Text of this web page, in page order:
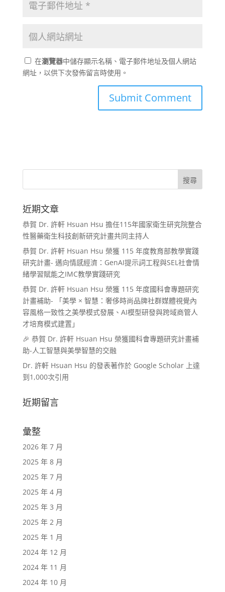
在瀏覽器中儲存顯示名稱、電子郵件地址及個人網站
網址，以供下次發佈留言時使用。
近期文章
恭賀 Dr. 許軒 Hsuan Hsu 擔任115年國家衛生研究院整合
性醫藥衛生科技創新研究計畫共同主持人
恭賀 Dr. 許軒 Hsuan Hsu 榮獲 115 年度教育部教學實踐
研究計畫- 邁向情感經濟：GenAI提示詞工程與SEL社會情
緒學習賦能之IMC教學實踐研究
恭賀 Dr. 許軒 Hsuan Hsu 榮獲 115 年度國科會專題研究
計畫補助- 「美學 × 智慧：奢侈時尚品牌社群媒體視覺內
容風格一致性之美學模式發展、AI模型研發與跨域商管人
才培育模式建置」
🎉 恭賀 Dr. 許軒 Hsuan Hsu 榮獲國科會專題研究計畫補
助-人工智慧與美學智慧的交融
Dr. 許軒 Hsuan Hsu 的發表著作於 Google Scholar 上達
到1,000次引用
近期留言
彙整
2026 年 7 月
2025 年 8 月
2025 年 7 月
2025 年 4 月
2025 年 3 月
2025 年 2 月
2025 年 1 月
2024 年 12 月
2024 年 11 月
2024 年 10 月